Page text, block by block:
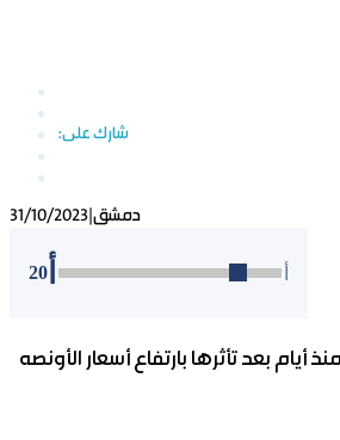
31/10/2023 دمشق
20
بعد تأثرها بارتفاع أسعار الأونصه